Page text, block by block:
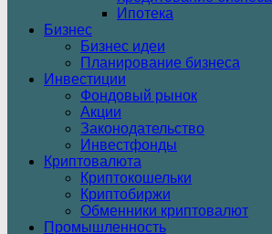
Ипотека
Бизнес
Бизнес идеи
Планирование бизнеса
Инвестиции
Фондовый рынок
Акции
Законодательство
Инвестфонды
Криптовалюта
Криптокошельки
Криптобиржи
Обменники криптовалют
Промышленность